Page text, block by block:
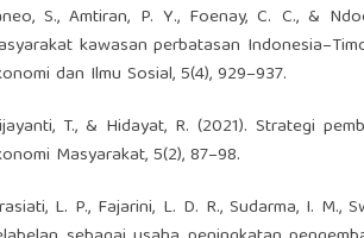
S., Amtiran, P. Y., Foenay, C. C., &
kawasan perbatasan
dan Ilmu Sosial, 5(4), 929–937.
T., & Hidayat, R. (2021). Strategi
Masyarakat, 5(2), 87–98.
L. P., Fajarini, L. D. R., Sudarma, I.